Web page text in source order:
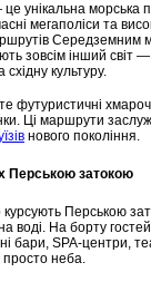
унікальна морська
мегаполіси та
Середземним
зовсім інший світ —
східну культуру.
футуристичні
Ці маршрути
нового покоління.
Перською затокою
курсують Перською
воді. На борту
бари, SPA-центри,
просто неба.